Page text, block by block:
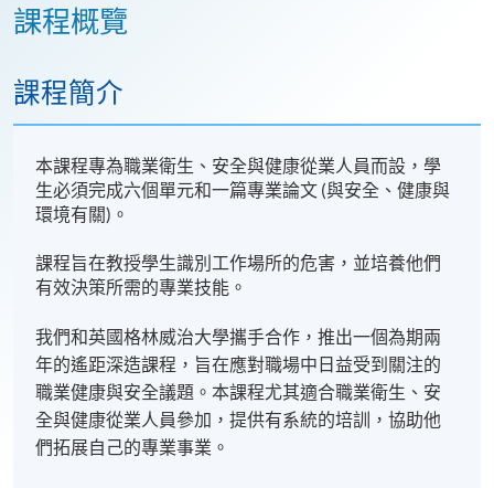
課程概覽
課程簡介
本課程專為職業衛生、安全與健康從業人員而設，學
生必須完成六個單元和一篇專業論文 (與安全、健康與
環境有關)。
課程旨在教授學生識別工作場所的危害，並培養他們
有效決策所需的專業技能。
我們和英國格林威治大學攜手合作，推出一個為期兩
年的遙距深造課程，旨在應對職場中日益受到關注的
職業健康與安全議題。本課程尤其適合職業衛生、安
全與健康從業人員參加，提供有系統的培訓，協助他
們拓展自己的專業事業。